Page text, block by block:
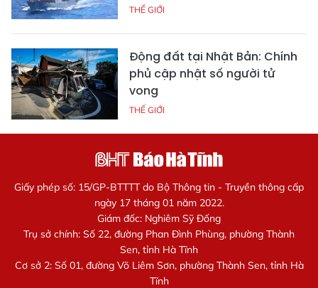
THẾ GIỚI
Động đất tại Nhật Bản: Chính
phủ cập nhật số người tử
vong
THẾ GIỚI
Giấy phép số: 15/GP-BTTTT do Bộ Thông tin - Truyền thông cấp
ngày 17 tháng 01 năm 2022.
Giám đốc: Nghiêm Sỹ Đống
Trụ sở chính: Số 22, đường Phan Đình Phùng, phường Thành
Sen, tỉnh Hà Tĩnh
Cơ sở 2: Số 01, đường Võ Liêm Sơn, phường Thành Sen, tỉnh Hà
Tĩnh